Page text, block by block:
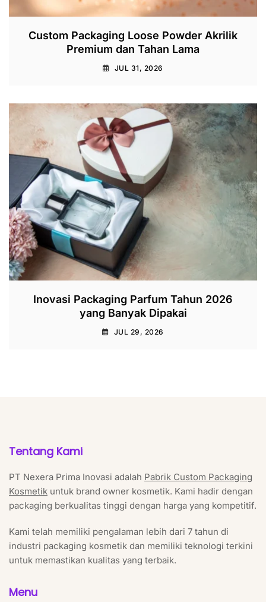
Custom Packaging Loose Powder Akrilik
Premium dan Tahan Lama
JUL 31, 2026
Inovasi Packaging Parfum Tahun 2026
yang Banyak Dipakai
JUL 29, 2026
Tentang Kami
PT Nexera Prima Inovasi adalah Pabrik Custom Packaging
Kosmetik untuk brand owner kosmetik. Kami hadir dengan
packaging berkualitas tinggi dengan harga yang kompetitif.
Kami telah memiliki pengalaman lebih dari 7 tahun di
industri packaging kosmetik dan memiliki teknologi terkini
untuk memastikan kualitas yang terbaik.
Menu